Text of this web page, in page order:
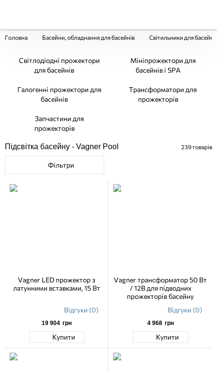
Головна Басейни, обладнання для басейнів Світильники для басейну
Світлодіодні прожектори
для басейнів
Мініпрожектори для
басейнів і SPA
Галогенні прожектори для
басейнів
Трансформатори для
прожекторів
Запчастини для
прожекторів
Підсвітка басейну - Vagner Pool 239товарів
Фільтри
Vagner LED прожектор з
латунними вставками, 15 Вт
Відгуки (0)
19 904 грн
Купити
Vagner трансформатор 50 Вт
/ 12В для підводних
прожекторів басейну
Відгуки (0)
4 968 грн
Купити